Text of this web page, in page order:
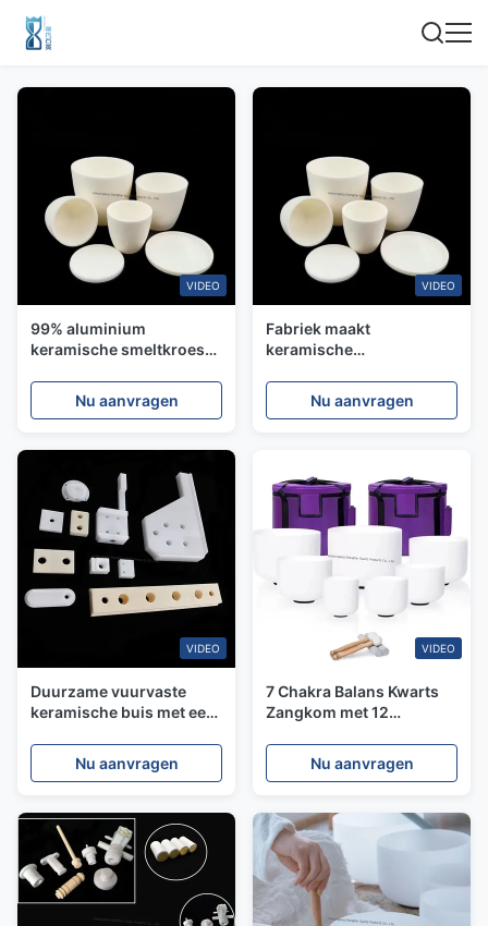
VIDEO
99% aluminium
keramische smeltkroes
maximale
werktemperatuur 1600C
Nu aanvragen
VIDEO
Fabriek maakt
keramische
laboratoria die 99%
bestand zijn tegen hoge
Nu aanvragen
VIDEO
Duurzame vuurvaste
keramische buis met een
werktemperatuur van
1800 ℃ en een
tot 120 mm
Nu aanvragen
VIDEO
7 Chakra Balans Kwarts
Zangkom met 12
Temperatuurbestendigheid
voor Meditatie
Nu aanvragen